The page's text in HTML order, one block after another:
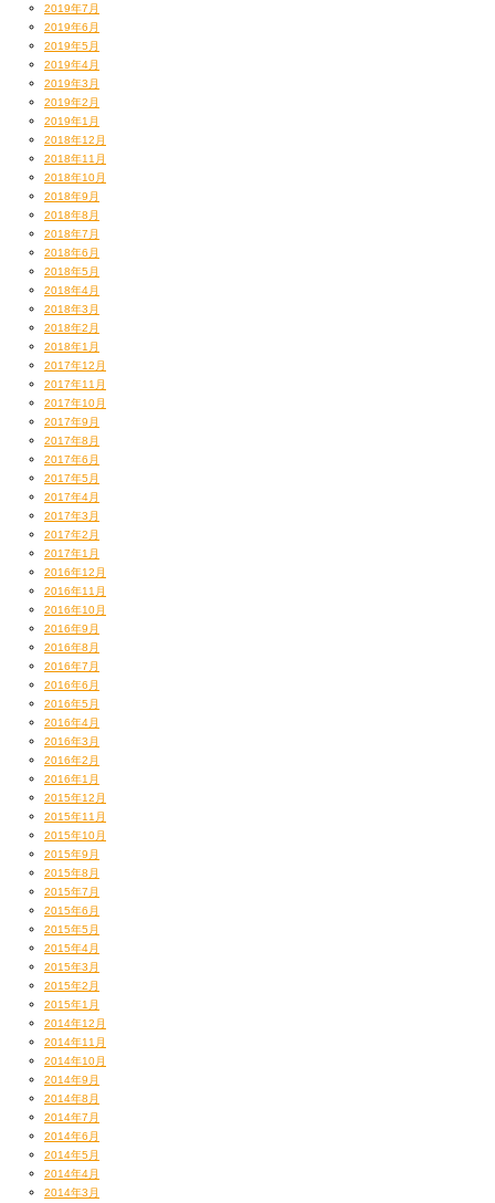
2019年7月
2019年6月
2019年5月
2019年4月
2019年3月
2019年2月
2019年1月
2018年12月
2018年11月
2018年10月
2018年9月
2018年8月
2018年7月
2018年6月
2018年5月
2018年4月
2018年3月
2018年2月
2018年1月
2017年12月
2017年11月
2017年10月
2017年9月
2017年8月
2017年6月
2017年5月
2017年4月
2017年3月
2017年2月
2017年1月
2016年12月
2016年11月
2016年10月
2016年9月
2016年8月
2016年7月
2016年6月
2016年5月
2016年4月
2016年3月
2016年2月
2016年1月
2015年12月
2015年11月
2015年10月
2015年9月
2015年8月
2015年7月
2015年6月
2015年5月
2015年4月
2015年3月
2015年2月
2015年1月
2014年12月
2014年11月
2014年10月
2014年9月
2014年8月
2014年7月
2014年6月
2014年5月
2014年4月
2014年3月